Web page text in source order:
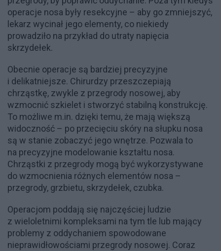
operacje nosa były resekcyjne – aby go zmniejszyć,
lekarz wycinał jego elementy, co niekiedy
prowadziło na przykład do utraty napięcia
skrzydełek.
Obecnie operacje są bardziej precyzyjne
i delikatniejsze. Chirurdzy przeszczepiają
chrząstkę, zwykle z przegrody nosowej, aby
wzmocnić szkielet i stworzyć stabilną konstrukcję.
To możliwe m.in. dzięki temu, że mają większą
widoczność – po przecięciu skóry na słupku nosa
są w stanie zobaczyć jego wnętrze. Pozwala to
na precyzyjne modelowanie kształtu nosa.
Chrząstki z przegrody mogą być wykorzystywane
do wzmocnienia różnych elementów nosa –
przegrody, grzbietu, skrzydełek, czubka.
Operacjom poddają się najczęściej ludzie
z wieloletnimi kompleksami na tym tle lub mający
problemy z oddychaniem spowodowane
nieprawidłowościami przegrody nosowej. Coraz